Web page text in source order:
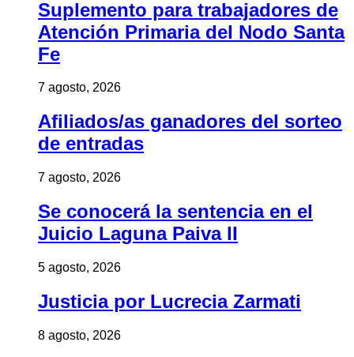
Suplemento para trabajadores de
Atención Primaria del Nodo Santa
Fe
7 agosto, 2026
Afiliados/as ganadores del sorteo
de entradas
7 agosto, 2026
Se conocerá la sentencia en el
Juicio Laguna Paiva II
5 agosto, 2026
Justicia por Lucrecia Zarmati
8 agosto, 2026